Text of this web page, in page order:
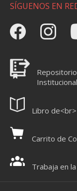
SÍGUENOS EN
Repositorio
Institucional
Libro
Carrito de
Trabaja en